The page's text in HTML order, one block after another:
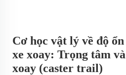
Cơ học vật lý về độ
xe xoay: Trọng tâm
xoay (caster trail)